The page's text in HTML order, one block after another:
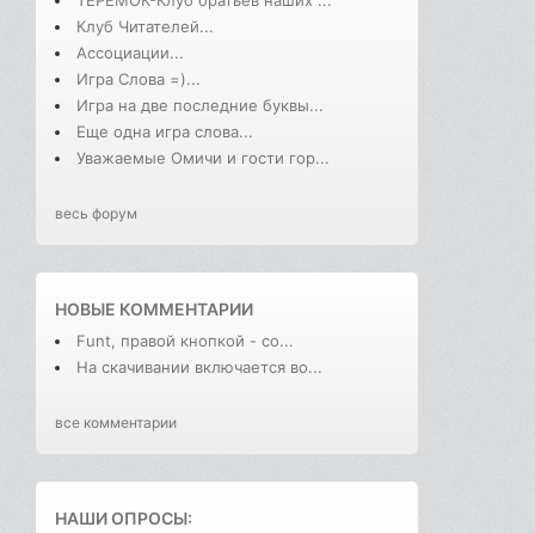
Клуб Читателей...
Ассоциации...
Игра Слова =)...
Игра на две последние буквы...
Еще одна игра слова...
Уважаемые Омичи и гости гор...
весь форум
НОВЫЕ КОММЕНТАРИИ
Funt, правой кнопкой - со...
На скачивании включается во...
все комментарии
НАШИ ОПРОСЫ: